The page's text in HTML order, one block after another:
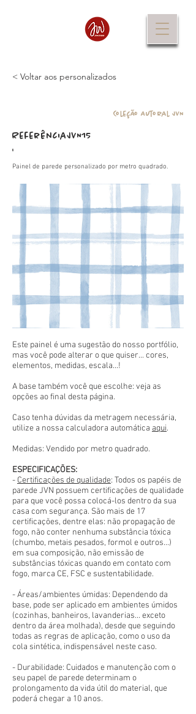
< Voltar aos personalizados
Coleção Autoral JVN
Referência
:
JVN15
Painel de parede personalizado por metro quadrado.
Este painel é uma sugestão do nosso portfólio,
mas você pode alterar o que quiser... cores,
elementos, medidas, escala...!
A base também você que escolhe: veja as
opções ao final desta página.
Caso tenha dúvidas da metragem necessária,
utilize a nossa calculadora automática aqui.
Medidas: Vendido por metro quadrado.
ESPECIFICAÇÕES:
- Certificações de qualidade: Todos os papéis de
parede JVN possuem certificações de qualidade
para que você possa colocá-los dentro da sua
casa com segurança. São mais de 17
certificações, dentre elas: não propagação de
fogo, não conter nenhuma substância tóxica
(chumbo, metais pesados, formol e outros...)
em sua composição, não emissão de
substâncias tóxicas quando em contato com
fogo, marca CE, FSC e sustentabilidade.
- Áreas/ambientes úmidas: Dependendo da
base, pode ser aplicado em ambientes úmidos
(cozinhas, banheiros, lavanderias... exceto
dentro da área molhada), desde que seguindo
todas as regras de aplicação, como o uso da
cola sintética, indispensável neste caso.
- Durabilidade: Cuidados e manutenção com o
seu papel de parede determinam o
prolongamento da vida útil do material, que
poderá chegar a 10 anos.